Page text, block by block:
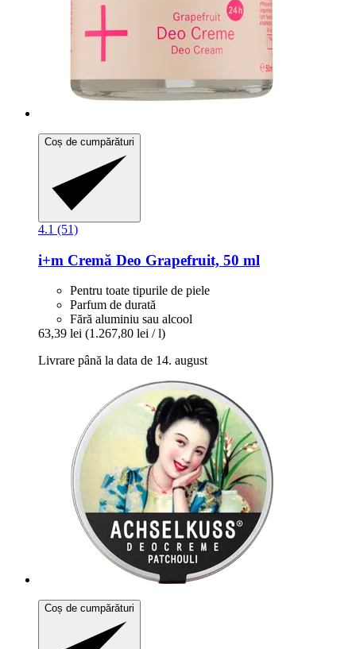
Coș de cumpărături
4.1 (51)
i+m Cremă Deo Grapefruit, 50 ml
Pentru toate tipurile de piele
Parfum de durată
Fără aluminiu sau alcool
63,39 lei (1.267,80 lei / l)
Livrare până la data de 14. august
Coș de cumpărături